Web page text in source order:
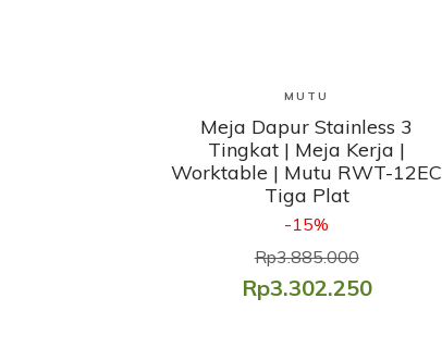
Lihat Produk
MUTU
Meja Dapur Stainless 3
Tingkat | Meja Kerja |
Worktable | Mutu RWT-12EC
Tiga Plat
-15%
Rp3.885.000
Rp3.302.250